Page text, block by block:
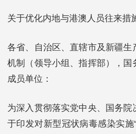
关于优化内地与港澳人员往来措
各省、自治区、直辖市及新疆生
机制（领导小组、指挥部），国
成员单位：
为深入贯彻落实党中央、国务院
于印发对新型冠状病毒感染实施